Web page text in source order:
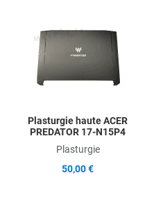
Plasturgie haute ACER
PREDATOR 17-N15P4
Plasturgie
50,00 €